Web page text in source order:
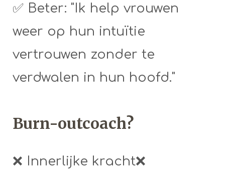
✅ Beter: "Ik help vrouwen
weer op hun intuïtie
vertrouwen zonder te
verdwalen in hun hoofd."
Burn-outcoach?
❌ Innerlijke kracht❌